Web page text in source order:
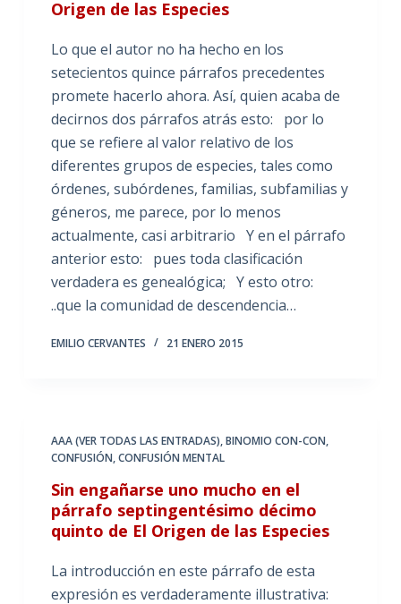
Origen de las Especies
Lo que el autor no ha hecho en los
setecientos quince párrafos precedentes
promete hacerlo ahora. Así, quien acaba de
decirnos dos párrafos atrás esto: por lo
que se refiere al valor relativo de los
diferentes grupos de especies, tales como
órdenes, subórdenes, familias, subfamilias y
géneros, me parece, por lo menos
actualmente, casi arbitrario Y en el párrafo
anterior esto: pues toda clasificación
verdadera es genealógica; Y esto otro:
..que la comunidad de descendencia…
EMILIO CERVANTES 21 ENERO 2015
AAA (VER TODAS LAS ENTRADAS),BINOMIO CON-CON,
CONFUSIÓN,CONFUSIÓN MENTAL
Sin engañarse uno mucho en el
párrafo septingentésimo décimo
quinto de El Origen de las Especies
La introducción en este párrafo de esta
expresión es verdaderamente illustrativa: